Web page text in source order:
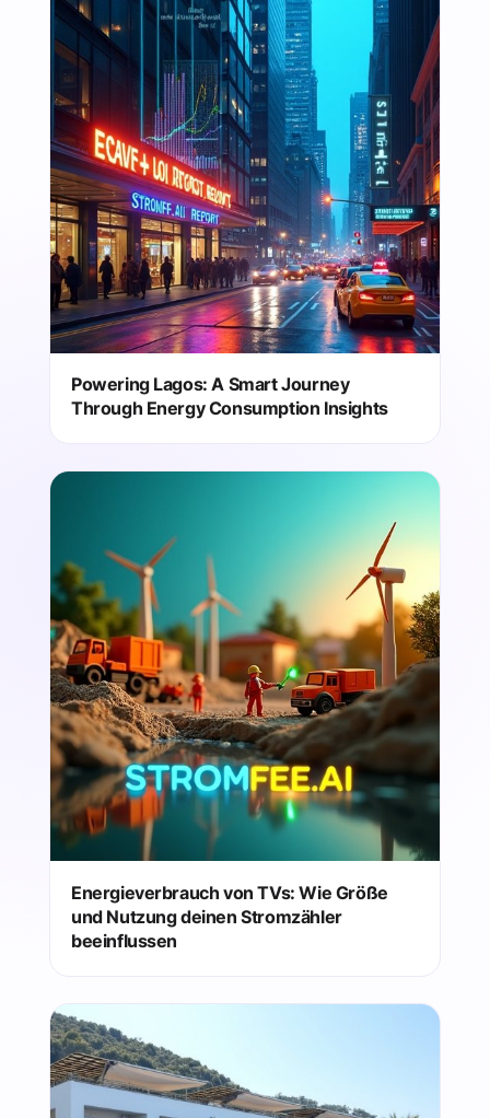
Powering Lagos: A Smart Journey
Through Energy Consumption Insights
Energieverbrauch von TVs: Wie Größe
und Nutzung deinen Stromzähler
beeinflussen